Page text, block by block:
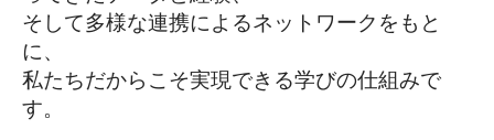
そして多様な連携によるネットワークをもと
に、
私たちだからこそ実現できる学びの仕組みで
す。